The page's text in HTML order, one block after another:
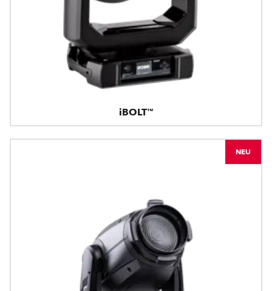
iBOLT™
NEU